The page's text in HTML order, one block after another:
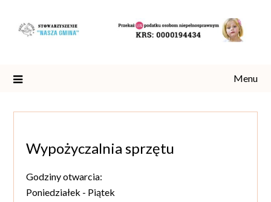
content
Menu
Wypożyczalnia sprzętu
Godziny otwarcia:
Poniedziałek - Piątek